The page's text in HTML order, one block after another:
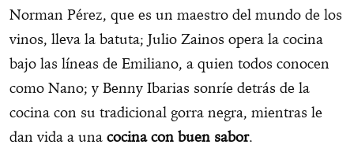
Norman Pérez, que es un maestro del mundo de los
vinos, lleva la batuta; Julio Zainos opera la cocina
bajo las líneas de Emiliano, a quien todos conocen
como Nano; y Benny Ibarias sonríe detrás de la
cocina con su tradicional gorra negra, mientras le
dan vida a una cocina con buen sabor.